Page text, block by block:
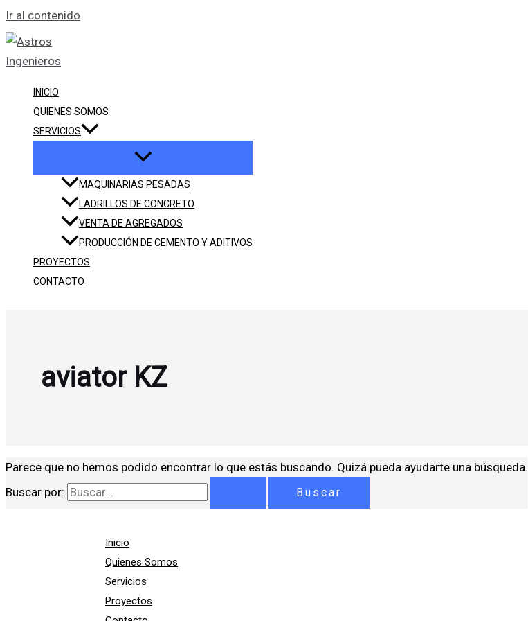
Ir al contenido
INICIO
QUIENES SOMOS
SERVICIOS
MAQUINARIAS PESADAS
LADRILLOS DE CONCRETO
VENTA DE AGREGADOS
PRODUCCIÓN DE CEMENTO Y ADITIVOS
PROYECTOS
CONTACTO
aviator KZ
Parece que no hemos podido encontrar lo que estás buscando. Quizá pueda ayudarte una búsqueda.
Buscar por:
Inicio
Quienes Somos
Servicios
Proyectos